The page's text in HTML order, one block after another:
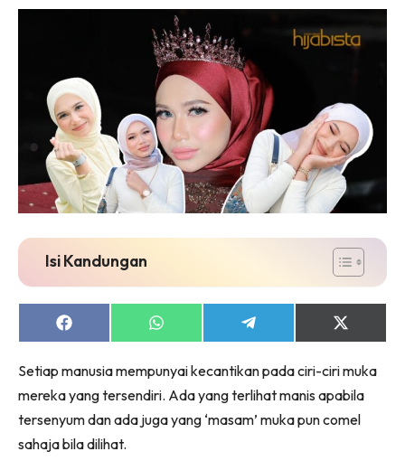
Isi Kandungan
Share
on
Share
on
Share
on
Share
on
(Twitter)
Setiap manusia mempunyai kecantikan pada ciri-ciri muka
mereka yang tersendiri. Ada yang terlihat manis apabila
tersenyum dan ada juga yang ‘masam’ muka pun comel
sahaja bila dilihat.